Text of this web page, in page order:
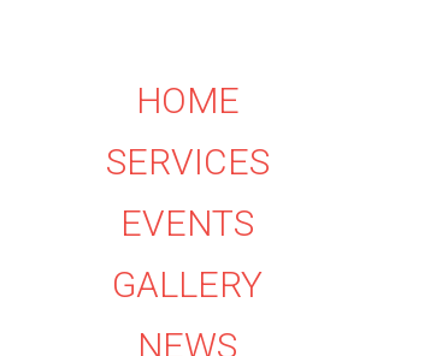
HOME
SERVICES
EVENTS
GALLERY
NEWS